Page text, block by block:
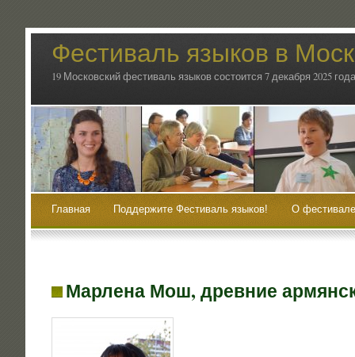
Фестиваль языков в
19 Московский фестиваль языков состоится 7 декабря 2025
Главная Поддержите Фестиваль языков! О
Марлена Мош, древние